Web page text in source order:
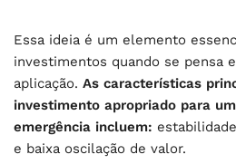
Essa ideia é um elemento
investimentos quando se pensa
aplicação. As características
investimento apropriado para
emergência incluem:
e baixa oscilação de valor.